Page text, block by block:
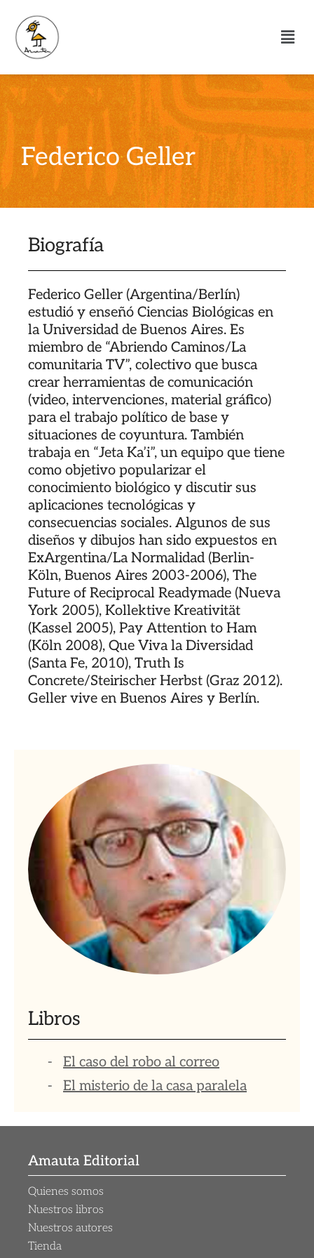
Federico Geller
Biografía
Federico Geller (Argentina/Berlín)
estudió y enseñó Ciencias Biológicas en
la Universidad de Buenos Aires. Es
miembro de “Abriendo Caminos/La
comunitaria TV”, colectivo que busca
crear herramientas de comunicación
(video, intervenciones, material gráfico)
para el trabajo político de base y
situaciones de coyuntura. También
trabaja en “Jeta Ka’i”, un equipo que tiene
como objetivo popularizar el
conocimiento biológico y discutir sus
aplicaciones tecnológicas y
consecuencias sociales. Algunos de sus
diseños y dibujos han sido expuestos en
ExArgentina/La Normalidad (Berlin-
Köln, Buenos Aires 2003-2006), The
Future of Reciprocal Readymade (Nueva
York 2005), Kollektive Kreativität
(Kassel 2005), Pay Attention to Ham
(Köln 2008), Que Viva la Diversidad
(Santa Fe, 2010), Truth Is
Concrete/Steirischer Herbst (Graz 2012).
Geller vive en Buenos Aires y Berlín.
Libros
El caso del robo al correo
El misterio de la casa paralela
Amauta Editorial
Quienes somos
Nuestros libros
Nuestros autores
Tienda